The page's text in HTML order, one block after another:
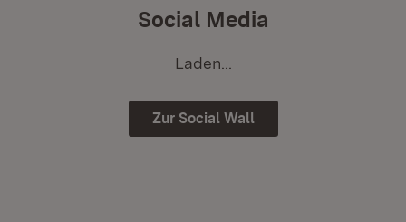
Social Media
Laden...
Zur Social Wall